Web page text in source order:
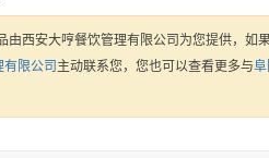
由西安大哼餐饮管理有限公司为您提供，如
限公司 主动联系您，您也可以查看更多与